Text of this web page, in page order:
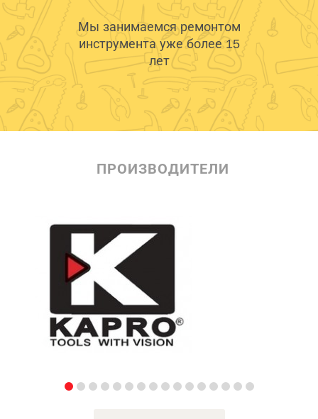
Мы занимаемся ремонтом
инструмента уже более 15
лет
ПРОИЗВОДИТЕЛИ